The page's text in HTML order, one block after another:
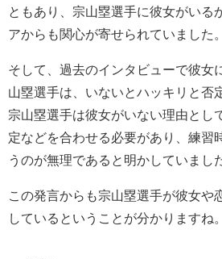
ともあり、宗山塁選手に彼女がいる
アからも関心が寄せられていました。
そして、過去のインタビューで彼女
山塁選手は、いないとハッキリと否
宗山塁選手は彼女がいない理由とし
定などを合わせる必要があり、練習
うのが無理であると明かしていまし
この発言からも宗山塁選手が彼女や
しているということが分かりますね。